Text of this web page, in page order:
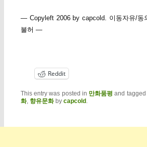
— Copyleft 2006 by capcold. 이동자유/동
불허 —
Reddit
This entry was posted in 만화품평 and
화, 향유문화by capcold .